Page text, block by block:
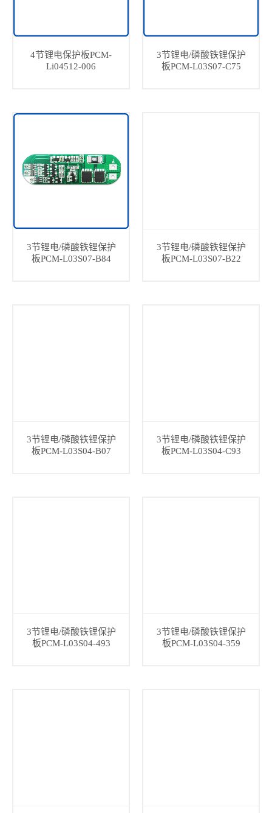
4节锂电保护板PCM-
Li04512-006
3节锂电/磷酸铁锂保护
板PCM-L03S07-C75
3节锂电/磷酸铁锂保护
板PCM-L03S07-B84
3节锂电/磷酸铁锂保护
板PCM-L03S07-B22
3节锂电/磷酸铁锂保护
板PCM-L03S04-B07
3节锂电/磷酸铁锂保护
板PCM-L03S04-C93
3节锂电/磷酸铁锂保护
板PCM-L03S04-493
3节锂电/磷酸铁锂保护
板PCM-L03S04-359